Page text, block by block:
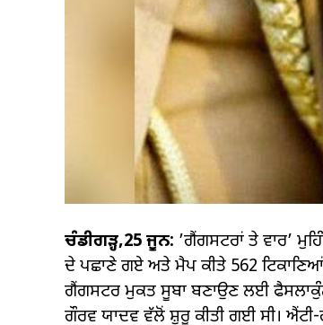
ਚੰਡੀਗੜ੍ਹ,25 ਜੂਨ: ’ਗੈਂਗਸਟਰਾਂ ਤੇ ਵਾਰ’
ਦੇ ਪਛਾਣੇ ਗਏ ਅਤੇ ਮੈਪ ਕੀਤੇ 562 ਟਿਕਾਣਿਆਂ
ਗੈਂਗਸਟਰ ਮੁਕਤ ਸੂਬਾ ਬਣਾਉਣ ਲਈ
ਗੌਰਵ ਯਾਦਵ ਵੱਲੋਂ ਸ਼ੁਰੂ ਕੀਤੀ ਗਈ ਸੀ।